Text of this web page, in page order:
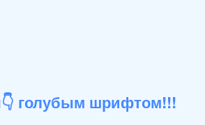
голубым шрифтом!!!